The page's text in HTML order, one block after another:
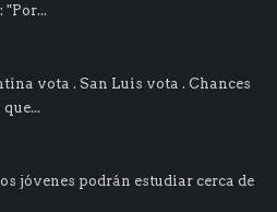
"Por...
vota . San Luis vota . Chances
jóvenes podrán estudiar cerca de